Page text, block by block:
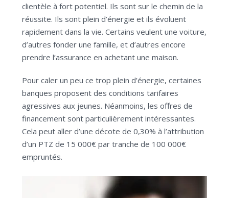
clientèle à fort potentiel. Ils sont sur le chemin de la
réussite. Ils sont plein d’énergie et ils évoluent
rapidement dans la vie. Certains veulent une voiture,
d’autres fonder une famille, et d’autres encore
prendre l’assurance en achetant une maison.
Pour caler un peu ce trop plein d’énergie, certaines
banques proposent des conditions tarifaires
agressives aux jeunes. Néanmoins, les offres de
financement sont particulièrement intéressantes.
Cela peut aller d’une décote de 0,30% à l’attribution
d’un PTZ de 15 000€ par tranche de 100 000€
empruntés.